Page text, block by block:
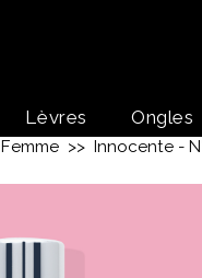
Lèvres Ongles
Femme >> Innocente -